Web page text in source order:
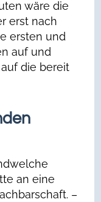
wäre die
erst nach
ersten und
auf und
die bereit
an eine
–